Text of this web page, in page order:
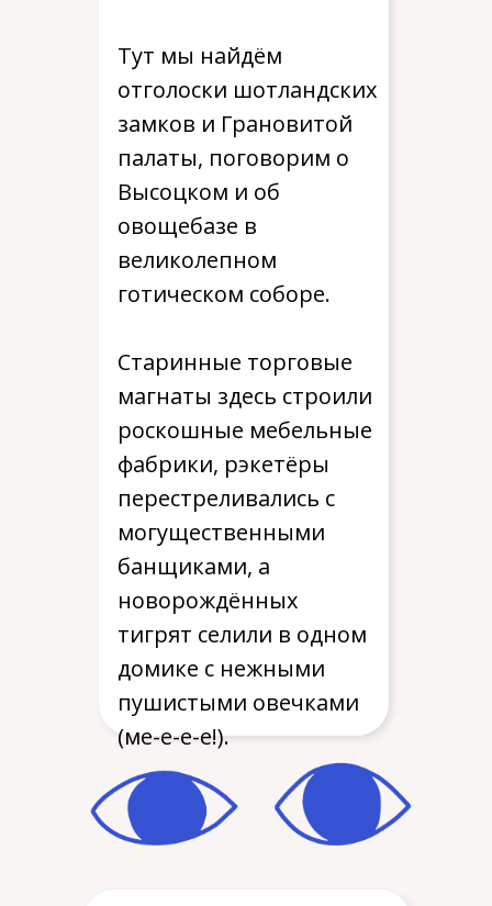
Тут мы найдём
отголоски шотландских
замков и Грановитой
палаты, поговорим о
Высоцком и об
овощебазе в
великолепном
готическом соборе.
Старинные торговые
магнаты здесь строили
роскошные мебельные
фабрики, рэкетёры
перестреливались с
могущественными
банщиками, а
новорождённых
тигрят селили в одном
домике с нежными
пушистыми овечками
(ме-е-е-е!).